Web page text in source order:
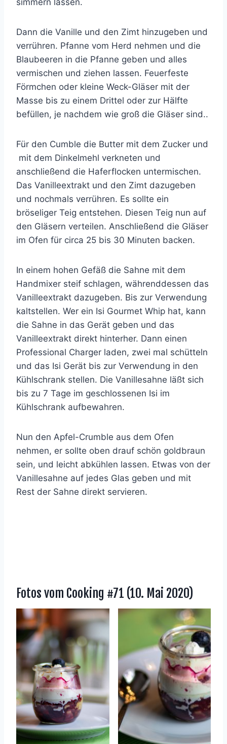
Dann die Vanille und den Zimt hinzugeben und
verrühren. Pfanne vom Herd nehmen und die
Blaubeeren in die Pfanne geben und alles
vermischen und ziehen lassen. Feuerfeste
Förmchen oder kleine Weck-Gläser mit der
Masse bis zu einem Drittel oder zur Hälfte
befüllen, je nachdem wie groß die Gläser sind..
Für den Cumble die Butter mit dem Zucker und
mit dem Dinkelmehl verkneten und
anschließend die Haferflocken untermischen.
Das Vanilleextrakt und den Zimt dazugeben
und nochmals verrühren. Es sollte ein
bröseliger Teig entstehen. Diesen Teig nun auf
den Gläsern verteilen. Anschließend die Gläser
im Ofen für circa 25 bis 30 Minuten backen.
In einem hohen Gefäß die Sahne mit dem
Handmixer steif schlagen, währenddessen das
Vanilleextrakt dazugeben. Bis zur Verwendung
kaltstellen. Wer ein Isi Gourmet Whip hat, kann
die Sahne in das Gerät geben und das
Vanilleextrakt direkt hinterher. Dann einen
Professional Charger laden, zwei mal schütteln
und das Isi Gerät bis zur Verwendung in den
Kühlschrank stellen. Die Vanillesahne läßt sich
bis zu 7 Tage im geschlossenen Isi im
Kühlschrank aufbewahren.
Nun den Apfel-Crumble aus dem Ofen
nehmen, er sollte oben drauf schön goldbraun
sein, und leicht abkühlen lassen. Etwas von der
Vanillesahne auf jedes Glas geben und mit
Rest der Sahne direkt servieren.
Fotos vom Cooking #71 (10. Mai 2020)